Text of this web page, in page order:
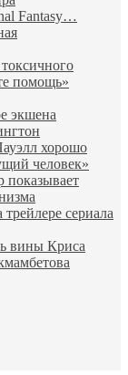
Fantasy…
помощь»
экшена
хорошо
человек»
показывает
сериала
вины Криса